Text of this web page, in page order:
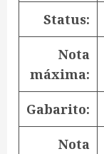
Status:
Nota
máxima:
Gabarito:
Nota